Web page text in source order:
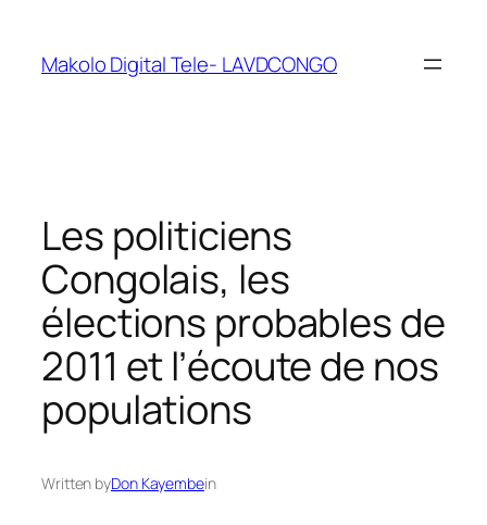
Makolo Digital Tele- LAVDCONGO
Les politiciens
Congolais, les
élections probables de
2011 et l’écoute de nos
populations
Written byDon Kayembein